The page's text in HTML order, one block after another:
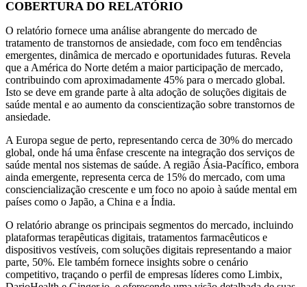
COBERTURA DO RELATÓRIO
O relatório fornece uma análise abrangente do mercado de
tratamento de transtornos de ansiedade, com foco em tendências
emergentes, dinâmica de mercado e oportunidades futuras. Revela
que a América do Norte detém a maior participação de mercado,
contribuindo com aproximadamente 45% para o mercado global.
Isto se deve em grande parte à alta adoção de soluções digitais de
saúde mental e ao aumento da conscientização sobre transtornos de
ansiedade.
A Europa segue de perto, representando cerca de 30% do mercado
global, onde há uma ênfase crescente na integração dos serviços de
saúde mental nos sistemas de saúde. A região Ásia-Pacífico, embora
ainda emergente, representa cerca de 15% do mercado, com uma
consciencialização crescente e um foco no apoio à saúde mental em
países como o Japão, a China e a Índia.
O relatório abrange os principais segmentos do mercado, incluindo
plataformas terapêuticas digitais, tratamentos farmacêuticos e
dispositivos vestíveis, com soluções digitais representando a maior
parte, 50%. Ele também fornece insights sobre o cenário
competitivo, traçando o perfil de empresas líderes como Limbix,